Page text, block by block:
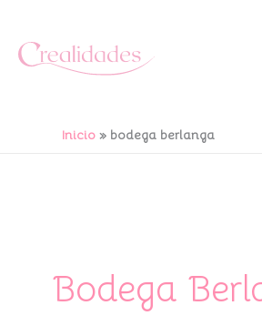
contenido
Inicio bodega berlanga
Bodega